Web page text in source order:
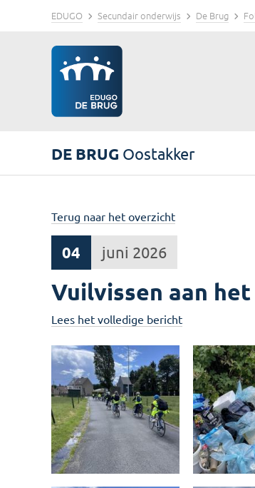
EDUGO Secundair onderwijs De Brug
DE BRUG Oostakker
Terug naar het overzicht
04 juni 2026
Vuilvissen aan
Lees het volledige bericht